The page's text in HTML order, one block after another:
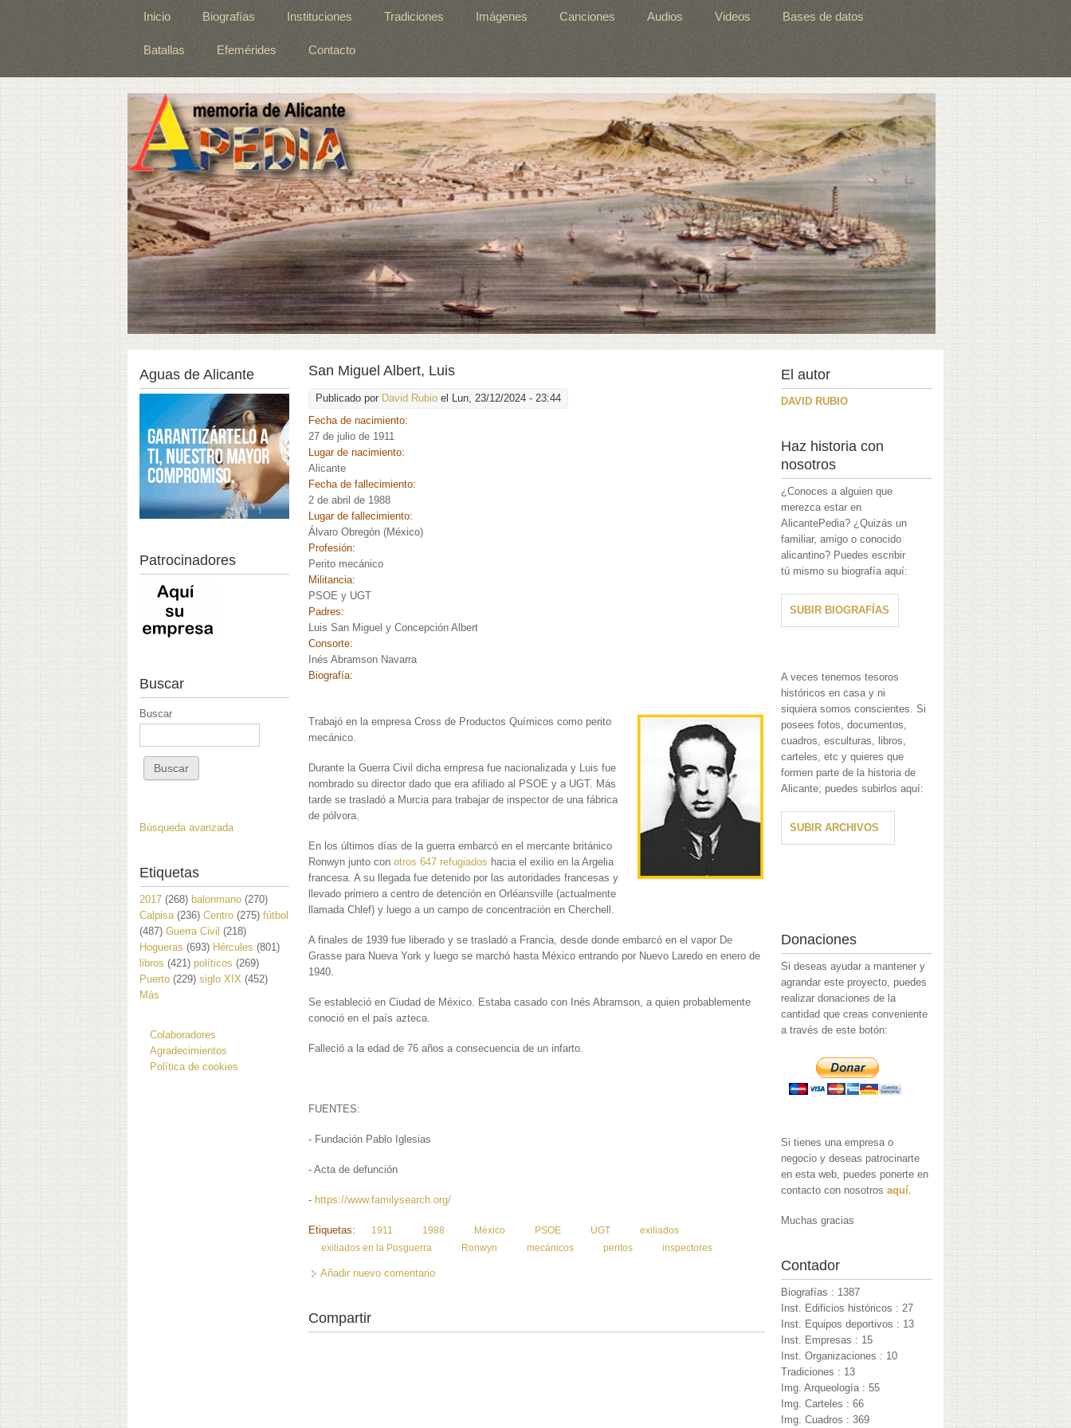
Inicio Biografías Instituciones Tradiciones Imágenes Canciones Audios Videos Bases de datos
Batallas Efemérides Contacto
San Miguel Albert, Luis
Publicado por David Rubio el Lun, 23/12/2024 - 23:44
Fecha de nacimiento:
27 de julio de 1911
Lugar de nacimiento:
Alicante
Fecha de fallecimiento:
2 de abril de 1988
Lugar de fallecimiento:
Álvaro Obregón (México)
Profesión:
Perito mecánico
Militancia:
PSOE y UGT
Padres:
Luis San Miguel y Concepción Albert
Consorte:
Inés Abramson Navarra
Biografía:
Trabajó en la empresa Cross de Productos Químicos como perito
mecánico.
Durante la Guerra Civil dicha empresa fue nacionalizada y Luis fue
nombrado su director dado que era afiliado al PSOE y a UGT. Más
tarde se trasladó a Murcia para trabajar de inspector de una fábrica
de pólvora.
En los últimos días de la guerra embarcó en el mercante británico
Ronwyn junto conotros 647 refugiados hacia el exilio en la Argelia
francesa. A su llegada fue detenido por las autoridades francesas y
llevado primero a centro de detención en Orléansville (actualmente
llamada Chlef) y luego a un campo de concentración en Cherchell.
A finales de 1939 fue liberado y se trasladó a Francia, desde donde embarcó en el vapor De
Grasse para Nueva York y luego se marchó hasta México entrando por Nuevo Laredo en enero de
1940.
Se estableció en Ciudad de México. Estaba casado con Inés Abramson, a quien probablemente
conoció en el país azteca.
Falleció a la edad de 76 años a consecuencia de un infarto.
FUENTES:
- Fundación Pablo Iglesias
- Acta de defunción
- https://www.familysearch.org/
Etiquetas: 1911 1988 México PSOE UGT
exiliados
exiliados en la Posguerra
Ronwyn mecánicos peritos inspectores
Añadir nuevo comentario
Compartir
Aguas de Alicante
Patrocinadores
Buscar
Buscar
Búsqueda avanzada
Etiquetas
2017 (268) balonmano (270)
Calpisa (236) Centro (275) fútbol
(487) Guerra Civil (218)
Hogueras (693) Hércules (801)
libros (421) políticos (269)
Puerto (229) siglo XIX (452)
Más
Colaboradores
Agradecimientos
Política de cookies
El autor
DAVID RUBIO
Haz historia con
nosotros
¿Conoces a alguien que
merezca estar en
AlicantePedia? ¿Quizás un
familiar, amigo o conocido
alicantino? Puedes escribir
tú mismo su biografía aquí:
SUBIR BIOGRAFÍAS
A veces tenemos tesoros
históricos en casa y ni
siquiera somos conscientes. Si
posees fotos, documentos,
cuadros, esculturas, libros,
carteles, etc y quieres que
formen parte de la historia de
Alicante; puedes subirlos aquí:
SUBIR ARCHIVOS
Donaciones
Si deseas ayudar a mantener y
agrandar este proyecto, puedes
realizar donaciones de la
cantidad que creas conveniente
a través de este botón:
Si tienes una empresa o
negocio y deseas patrocinarte
en esta web, puedes ponerte en
contacto con nosotrosaquí.
Muchas gracias
Contador
Biografías : 1387
Inst. Edificios históricos : 27
Inst. Equipos deportivos : 13
Inst. Empresas : 15
Inst. Organizaciones : 10
Tradiciones : 13
Img. Arqueología : 55
Img. Carteles : 66
Img. Cuadros : 369